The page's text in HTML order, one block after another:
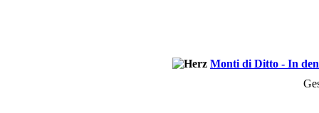
Monti di Ditto - In den